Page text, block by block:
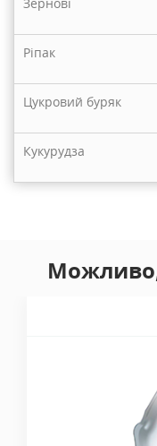
Ріпак
Цукровий буряк
Кукурудза
Можливо,